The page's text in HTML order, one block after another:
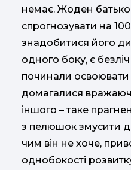
немає. Жоден
спрогнозувати на
знадобитися його
одного боку, є
починали освоювати
домагалися
іншого – таке
з пелюшок змусити
чим він не хоче,
однобокості